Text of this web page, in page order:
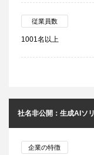
従業員数
1001名以上
社名非公開：生成AIソ
企業の特徴